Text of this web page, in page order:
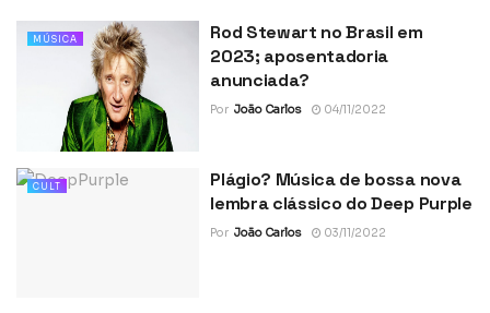
MÚSICA
Rod Stewart no Brasil em
2023; aposentadoria
anunciada?
Por João Carlos 04/11/2022
CULT
Plágio? Música de bossa nova
lembra clássico do Deep Purple
Por João Carlos 03/11/2022